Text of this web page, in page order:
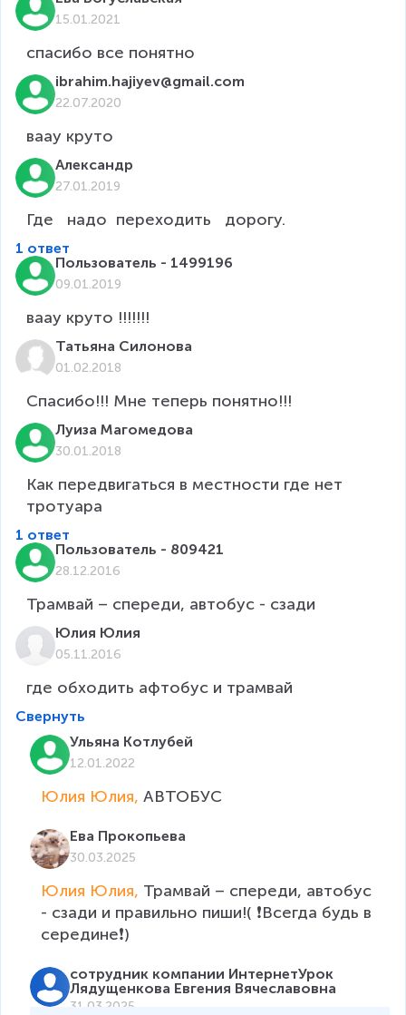
15.01.2021
спасибо все понятно
ibrahim.hajiyev@gmail.com
22.07.2020
ваау круто
Александр
27.01.2019
Где   надо  переходить   дорогу.
1 ответ
Пользователь - 1499196
09.01.2019
ваау круто !!!!!!!
Татьяна Силонова
01.02.2018
Спасибо!!! Мне теперь понятно!!!
Луиза Магомедова
30.01.2018
Как передвигаться в местности где нет
тротуара
1 ответ
Пользователь - 809421
28.12.2016
Трамвай – спереди, автобус - сзади
Юлия Юлия
05.11.2016
где обходить афтобус и трамвай
Свернуть
Ульяна Котлубей
12.01.2022
Юлия Юлия, АВТОБУС
Ева Прокопьева
30.03.2025
Юлия Юлия, Трамвай – спереди, автобус
- сзади и правильно пиши!( ❗Всегда будь в
середине❗)
сотрудник компании ИнтернетУрок
Лядущенкова Евгения Вячеславовна
31.03.2025